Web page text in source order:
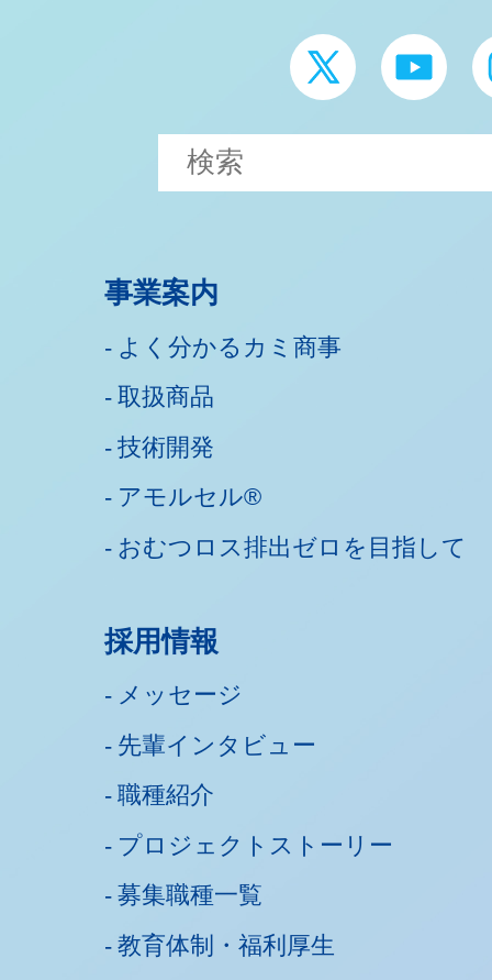
事業案内
よく分かるカミ商事
取扱商品
技術開発
アモルセル®
おむつロス排出ゼロを目指して
採用情報
メッセージ
先輩インタビュー
職種紹介
プロジェクトストーリー
募集職種一覧
教育体制・福利厚生